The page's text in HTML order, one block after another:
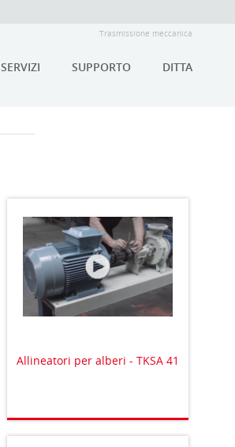
Trasmissione meccanica
SERVIZI SUPPORTO DITTA
Allineatori per alberi - TKSA 41